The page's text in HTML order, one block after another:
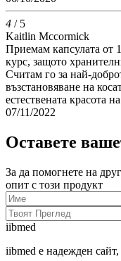
4 / 5
Kaitlin Mccormick
Приемам капсулата от
курс, защото
Считам го за най-
възстановяване на
естествената красота
07/11/2022
Оставете
За да помогнете на
опит с този продукт
iibmed
iibmed е надежден